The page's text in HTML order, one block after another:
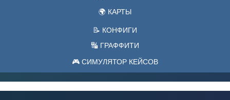
🌍 КАРТЫ
📝 КОНФИГИ
🔣 ГРАФФИТИ
🎮 СИМУЛЯТОР КЕЙСОВ